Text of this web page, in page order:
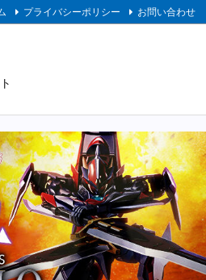
プライバシーポリシー お問い合わせ